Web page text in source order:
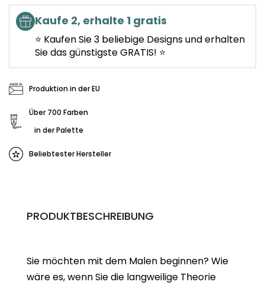
Kaufe 2, erhalte 1 gratis
⭐ Kaufen Sie 3 beliebige Designs und erhalten
Sie das günstigste GRATIS! ⭐
Produktion in der EU
Über 700 Farben
in der Palette
Beliebtester Hersteller
PRODUKTBESCHREIBUNG
Sie möchten mit dem Malen beginnen? Wie
wäre es, wenn Sie die langweilige Theorie